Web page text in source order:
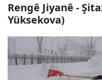
Rengê Jiyanê -
Yüksekova)